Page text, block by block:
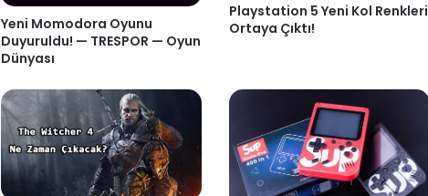
Yeni Momodora Oyunu
Duyuruldu! — TRESPOR — Oyun
Dünyası
Playstation 5 Yeni Kol Renkleri
Ortaya Çıktı!